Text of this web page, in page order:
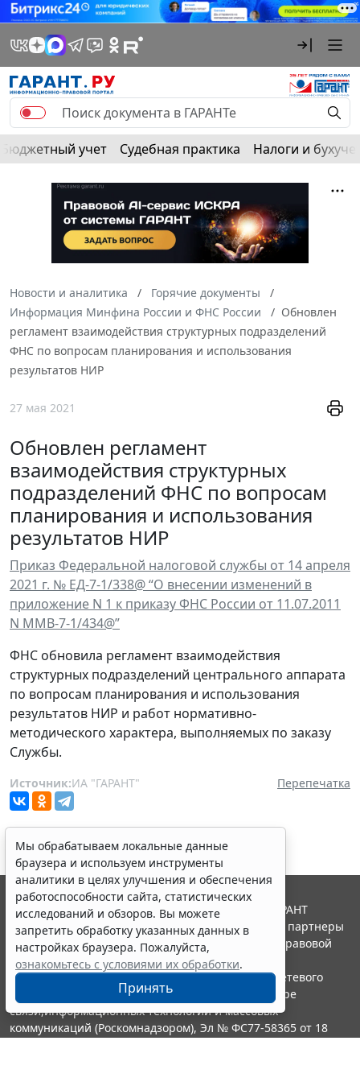
Бюджетный учет Судебная практика Налоги и
Новости и аналитика
Горячие документы
Информация Минфина России и ФНС России
Обновлен
регламент взаимодействия структурных подразделений
ФНС по вопросам планирования и использования
результатов НИР
27 мая 2021
Обновлен регламент
взаимодействия структурных
подразделений ФНС по вопросам
планирования и использования
результатов НИР
Приказ Федеральной налоговой службы от 14 апреля
2021 г. № ЕД-7-1/338@ “О внесении изменений в
приложение N 1 к приказу ФНС России от 11.07.2011
N ММВ-7-1/434@”
ФНС обновила регламент взаимодействия
структурных подразделений центрального аппарата
по вопросам планирования и использования
результатов НИР и работ нормативно-
методического характера, выполняемых по заказу
Службы.
Источник:ИА "ГАРАНТ" Перепечатка
Мы обрабатываем локальные данные
браузера и используем инструменты
аналитики в целях улучшения и обеспечения
работоспособности сайта, статистических
исследований и обзоров. Вы можете
запретить обработку указанных данных в
настройках браузера. Пожалуйста,
ознакомьтесь с условиями их обработки.
Принять
© ООО "НПП "ГАРАНТ-СЕРВИС", 2026. Система ГАРАНТ
выпускается с 1990 года. Компания "Гарант" и ее партнеры
являются участниками Российской ассоциации правовой
информации ГАРАНТ.
Портал ГАРАНТ.РУ зарегистрирован в качестве сетевого
издания Федеральной службой по надзору в сфере
связи,информационных технологий и массовых
коммуникаций (Роскомнадзором), Эл № ФС77-58365 от 18